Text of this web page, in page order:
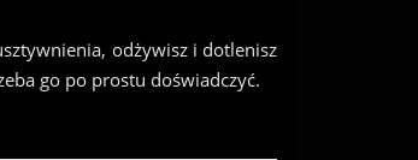
odżywisz i dotlenisz
go po prostu doświadczyć.